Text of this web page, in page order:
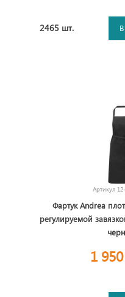
2465 шт.
Артикул
Фартук Andrea
регулируемой
1